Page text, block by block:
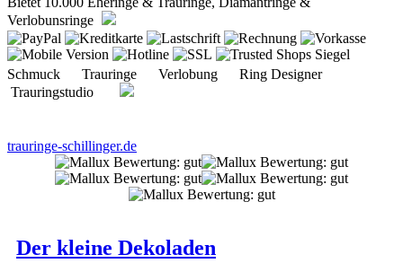
Verlobunsringe
Schmuck Trauringe Verlobung Ring Designer
Trauringstudio
trauringe-schillinger.de
Der kleine Dekoladen